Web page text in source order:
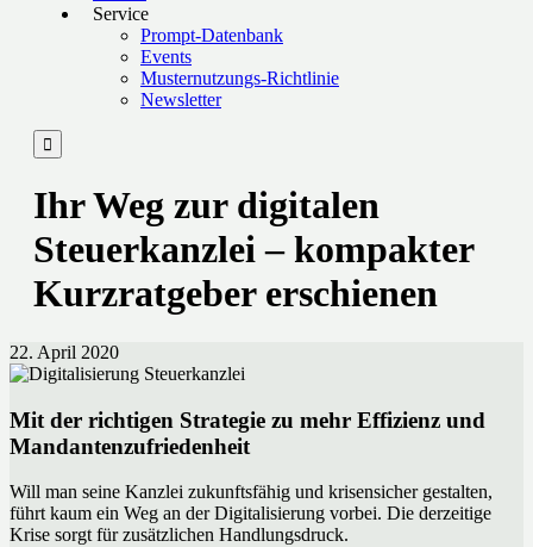
Service
Prompt-Datenbank
Events
Musternutzungs-Richtlinie
Newsletter

Ihr Weg zur digitalen
Steuerkanzlei – kompakter
Kurzratgeber erschienen
22. April 2020
Mit der richtigen Strategie zu mehr Effizienz und
Mandantenzufriedenheit
Will man seine Kanzlei zukunftsfähig und krisensicher gestalten,
führt kaum ein Weg an der Digitalisierung vorbei. Die derzeitige
Krise sorgt für zusätzlichen Handlungsdruck.